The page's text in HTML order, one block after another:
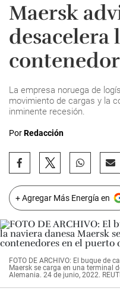
Maersk
desacelera
La empresa noruega de
movimiento de cargas y la
inminente recesión.
PorRedacción
+ Agregar Más Energía en
FOTO DE ARCHIVO: El buque de
Maersk se carga en una terminal
Alemania. 24 de junio, 2022.